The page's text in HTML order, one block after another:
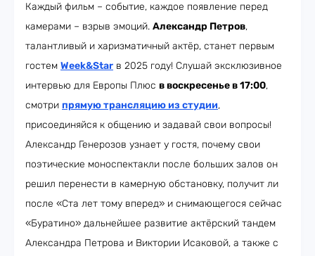
Каждый фильм – событие, каждое появление перед
камерами – взрыв эмоций. Александр Петров,
талантливый и харизматичный актёр, станет первым
гостем Week&Star в 2025 году! Слушай эксклюзивное
интервью для Европы Плюс в воскресенье в 17:00,
смотри прямую трансляцию из студии,
присоединяйся к общению и задавай свои вопросы!
Александр Генерозов узнает у гостя, почему свои
поэтические моноспектакли после больших залов он
решил перенести в камерную обстановку, получит ли
после «Ста лет тому вперед» и снимающегося сейчас
«Буратино» дальнейшее развитие актёрский тандем
Александра Петрова и Виктории Исаковой, а также с